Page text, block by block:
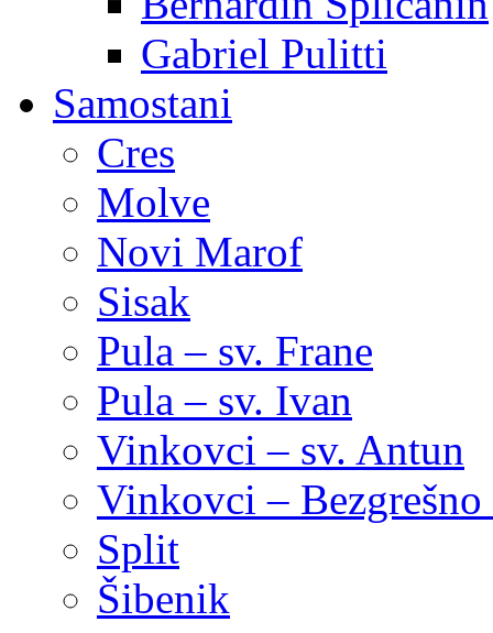
Gabriel Pulitti
Samostani
Cres
Molve
Novi Marof
Sisak
Pula – sv. Frane
Pula – sv. Ivan
Vinkovci – sv. Antun
Vinkovci –
Split
Šibenik